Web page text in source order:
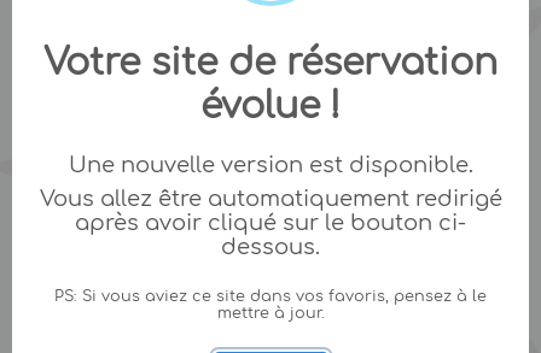
Votre site de réservation
évolue !
Une nouvelle version est disponible.
Vous allez être automatiquement redirigé
après avoir cliqué sur le bouton ci-
dessous.
PS: Si vous aviez ce site dans vos favoris, pensez à le
mettre à jour.